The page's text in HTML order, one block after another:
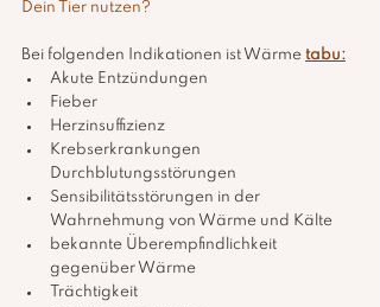
Dein Tier nutzen?
Bei folgenden Indikationen ist Wärme tabu:
Akute Entzündungen
Fieber
Herzinsuffizienz
Krebserkrankungen
Durchblutungsstörungen
Sensibilitätsstörungen in der
Wahrnehmung von Wärme und Kälte
bekannte Überempfindlichkeit
gegenüber Wärme
Trächtigkeit